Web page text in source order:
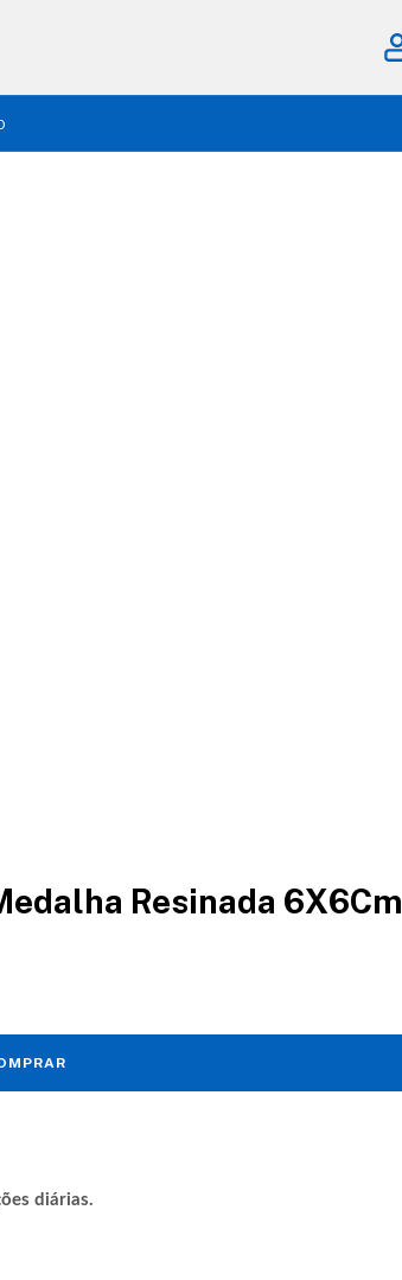
Resinada 6X6Cm
diárias.